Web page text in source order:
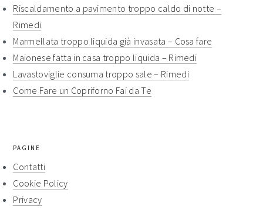
Riscaldamento a pavimento troppo caldo di notte​ –
Rimedi​
Marmellata troppo liquida già invasata​ – Cosa fare​​
Maionese fatta in casa troppo liquida​​ – Rimedi​​
Lavastoviglie consuma troppo sale​ – Rimedi​​
Come Fare un Copriforno Fai da Te
PAGINE
Contatti
Cookie Policy
Privacy